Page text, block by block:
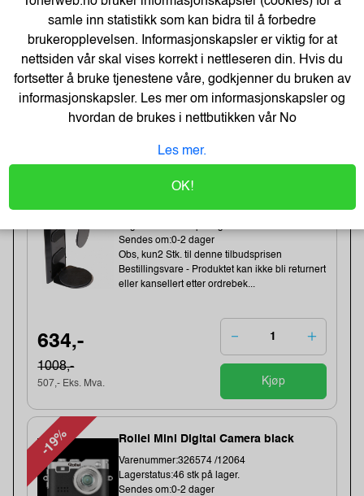
Sendes om:1-3 dager
Obs, kun2 Stk. til denne tilbudsprisen
81,-
Kjøp
CPU/datamaskin Oppheng Sort
Varenummer:164139 /427-1203B
Sendes om:0-2 dager
Obs, kun2 Stk. til denne tilbudsprisen
Bestillingsvare - Produktet kan ikke bli returnert
eller kansellert etter ordrebek...
634,-
1008,-
507,- Eks. Mva. Kjøp
-19% Rollei Mini Digital Camera black
Varenummer:326574 /12064
Lagerstatus:46 stk på lager.
Sendes om:0-2 dager
samle inn statistikk som kan bidra til å forbedre
brukeropplevelsen. Informasjonskapsler er viktig for at
nettsiden vår skal vises korrekt i nettleseren din. Hvis du
fortsetter å bruke tjenestene våre, godkjenner du bruken av
informasjonskapsler. Les mer om informasjonskapsler og
hvordan de brukes i nettbutikken vårNo
Les mer.
OK!